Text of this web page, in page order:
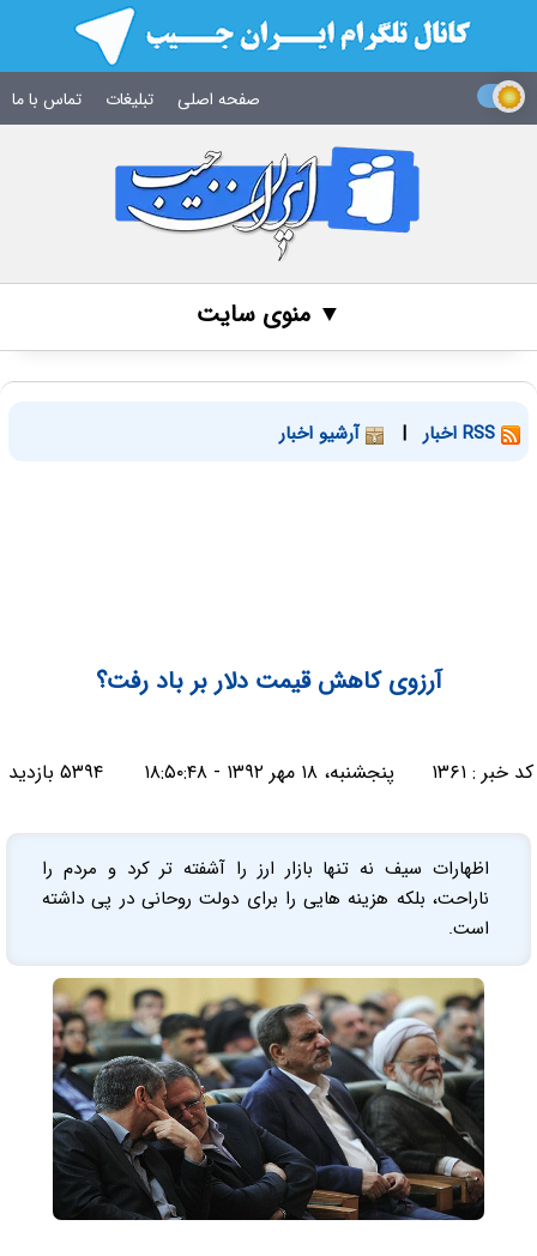
صفحه اصلی تبلیغات تماس با ما
▼ منوی سایت
| آرشیو اخبار
آرزوی کاهش قیمت دلار بر باد رفت؟
کد خبر :۱۳۶۱ پنجشنبه، ۱۸ مهر ۱۳۹۲ - ۱۸:۵۰:۴۸ ۵۳۹۴ بازدید
اظهارات سیف نه تنها بازار ارز را آشفته تر کرد و مردم را
ناراحت، بلکه هزینه هایی را برای دولت روحانی در پی داشته
است.